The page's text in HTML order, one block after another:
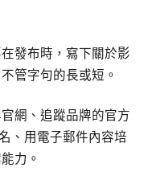
發布時，寫下關於影
管字句的長或短。
網、追蹤品牌的官方
、用電子郵件內容培
力。